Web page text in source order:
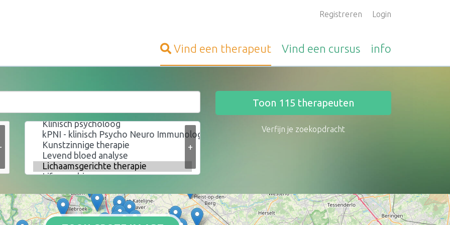
Registreren Login
Vind een therapeut Vind een cursus info
+
Toon 115 therapeuten
Verfijn je zoekopdracht